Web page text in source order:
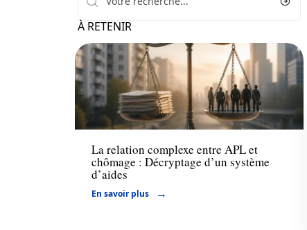
À RETENIR
Financement
La relation complexe entre APL et
chômage : Décryptage d’un système
d’aides
En savoir plus